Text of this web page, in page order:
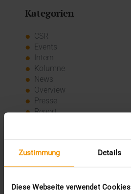
Zustimmung Details
Diese Webseite verwendet Cookies
Kategorien
CSR
Events
Intern
Kolumne
News
Overview
Presse
Report
Archiv
2026